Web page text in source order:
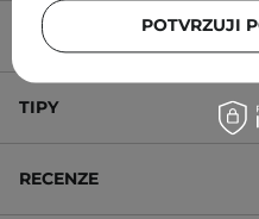
SLOŽENÍ
TIPY
RECENZE
POTVRZUJI